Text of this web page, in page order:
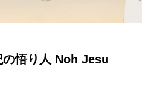
悟り人 Noh Jesu